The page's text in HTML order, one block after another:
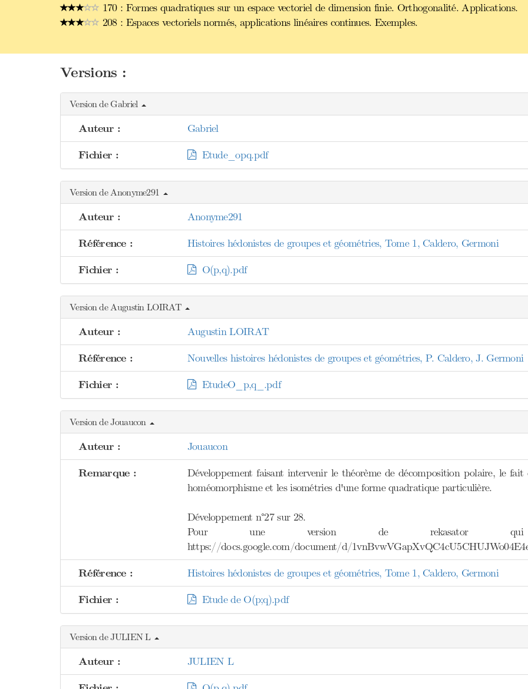
170 : Formes quadratiques sur un espace vectoriel de dimension finie. Orthogonalité. Applications.
208 : Espaces vectoriels normés, applications linéaires continues. Exemples.
Versions :
Version de Gabriel
Auteur : Gabriel
Fichier : Etude_opq.pdf
Version de Anonyme291
Auteur : Anonyme291
Référence : Histoires hédonistes de groupes et géométries, Tome 1, Caldero, Germoni
Fichier : O(p,q).pdf
Version de Augustin LOIRAT
Auteur : Augustin LOIRAT
Référence : Nouvelles histoires hédonistes de groupes et géométries, P. Caldero, J. Germoni
Fichier : EtudeO_p,q_.pdf
Version de Jouaucon
Auteur : Jouaucon
Remarque :
Développement faisant intervenir le théorème de décomposition polaire, le
homéomorphisme et les isométries d'une forme quadratique particulière.
Développement n°27 sur 28.
Pour une version de rekasator
https://docs.google.com/document/d/
Référence : Histoires hédonistes de groupes et géométries, Tome 1, Caldero, Germoni
Fichier : Etude de O(p;q).pdf
Version de JULIEN L
Auteur : JULIEN L